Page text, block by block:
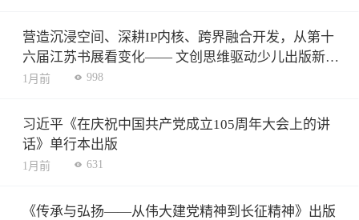
营造沉浸空间、深耕IP内核、跨界融合开发，从第十
六届江苏书展看变化—— 文创思维驱动少儿出版新增
长
1月前 998
习近平《在庆祝中国共产党成立105周年大会上的讲
话》单行本出版
1月前 631
《传承与弘扬——从伟大建党精神到长征精神》出版